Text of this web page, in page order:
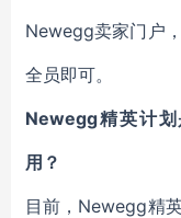
Newegg卖家门户
全员即可。
Newegg精英计
用？
目前，Newegg精